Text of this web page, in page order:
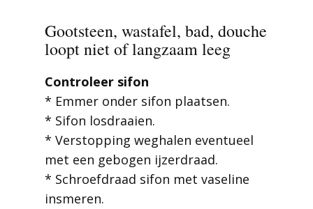
Gootsteen, wastafel, bad, douche
loopt niet of langzaam leeg
Controleer sifon
* Emmer onder sifon plaatsen.
* Sifon losdraaien.
* Verstopping weghalen eventueel
met een gebogen ijzerdraad.
* Schroefdraad sifon met vaseline
insmeren.